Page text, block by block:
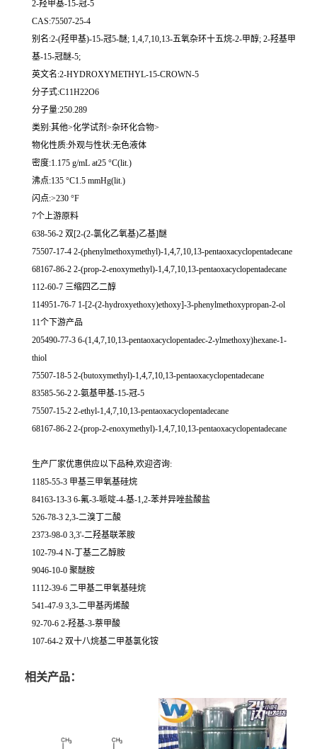
2-羟甲基-15-冠-5
CAS:75507-25-4
别名:2-(羟甲基)-15-冠5-醚; 1,4,7,10,13-五氧杂环十五烷-2-甲醇; 2-羟基甲
基-15-冠醚-5;
英文名:2-HYDROXYMETHYL-15-CROWN-5
分子式:C11H22O6
分子量:250.289
类别:其他>化学试剂>杂环化合物>
物化性质:外观与性状:无色液体
密度:1.175 g/mL at25 °C(lit.)
沸点:135 °C1.5 mmHg(lit.)
闪点:>230 °F
7个上游原料
638-56-2 双[2-(2-氯化乙氧基)乙基]醚
75507-17-4 2-(phenylmethoxymethyl)-1,4,7,10,13-pentaoxacyclopentadecane
68167-86-2 2-(prop-2-enoxymethyl)-1,4,7,10,13-pentaoxacyclopentadecane
112-60-7 三缩四乙二醇
114951-76-7 1-[2-(2-hydroxyethoxy)ethoxy]-3-phenylmethoxypropan-2-ol
11个下游产品
205490-77-3 6-(1,4,7,10,13-pentaoxacyclopentadec-2-ylmethoxy)hexane-1-
thiol
75507-18-5 2-(butoxymethyl)-1,4,7,10,13-pentaoxacyclopentadecane
83585-56-2 2-氨基甲基-15-冠-5
75507-15-2 2-ethyl-1,4,7,10,13-pentaoxacyclopentadecane
68167-86-2 2-(prop-2-enoxymethyl)-1,4,7,10,13-pentaoxacyclopentadecane
生产厂家优惠供应以下品种,欢迎咨询:
1185-55-3 甲基三甲氧基硅烷
84163-13-3 6-氟-3-哌啶-4-基-1,2-苯并异唑盐酸盐
526-78-3 2,3-二溴丁二酸
2373-98-0 3,3'-二羟基联苯胺
102-79-4 N-丁基二乙醇胺
9046-10-0 聚醚胺
1112-39-6 二甲基二甲氧基硅烷
541-47-9 3,3-二甲基丙烯酸
92-70-6 2-羟基-3-萘甲酸
107-64-2 双十八烷基二甲基氯化铵
相关产品：